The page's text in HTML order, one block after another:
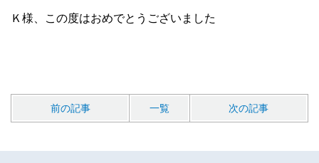
Ｋ様、この度はおめでとうございました
前の記事 一覧 次の記事